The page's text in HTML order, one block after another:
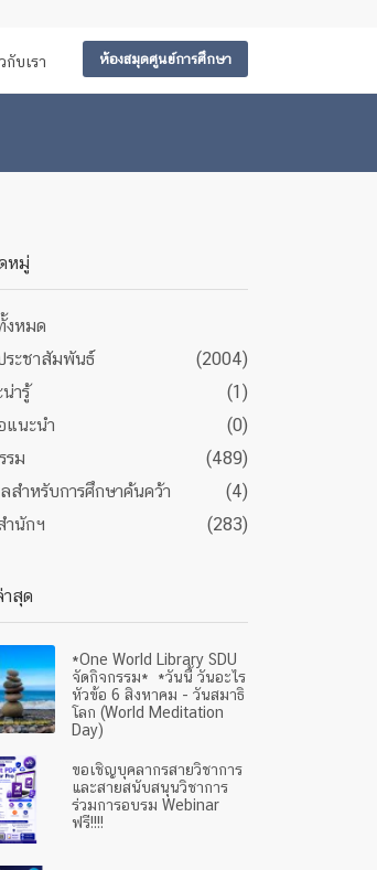
ห้องสมุดศูนย์การศึกษา
กับเรา
หมู่
งหมด
ระชาสัมพันธ์
(2004)
น่ารู้
(1)
แนะนำ
(0)
รม
(489)
สำหรับการศึกษาค้นคว้า
(4)
ำนักฯ
(283)
าสุด
*One World Library SDU
จัดกิจกรรม* *วันนี้ วันอะไร
หัวข้อ 6 สิงหาคม - วันสมาธิ
โลก (World Meditation
Day)
ขอเชิญบุคลากรสายวิชาการ
และสายสนับสนุนวิชาการ
ร่วมการอบรม Webinar
ฟรี!!!!